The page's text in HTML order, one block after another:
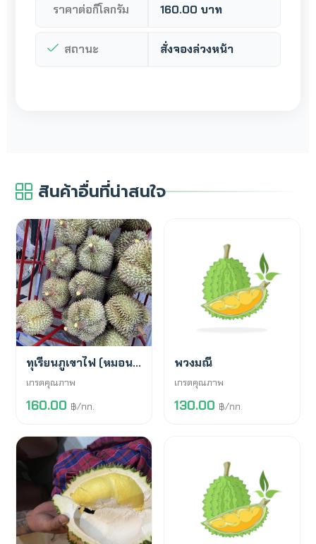
ราคาต่อกิโลกรัม 160.00 บาท
สถานะ สั่งจองล่วงหน้า
สินค้าอื่นที่น่าสนใจ
พร้อมขาย ทุเรียนภูเขาไฟ (หมอนทอง)
เกรดคุณภาพ
160.00 ฿/กก.
สั่งจองล่วงหน้า
พวงมณี
เกรดคุณภาพ
130.00 ฿/กก.